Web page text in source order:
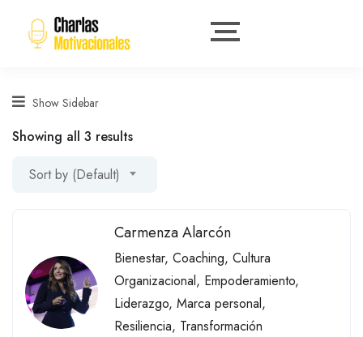
Show Sidebar
Showing all 3 results
Sort by (Default)
Carmenza Alarcón
Bienestar, Coaching, Cultura
Organizacional, Empoderamiento,
Liderazgo, Marca personal,
Resiliencia, Transformación